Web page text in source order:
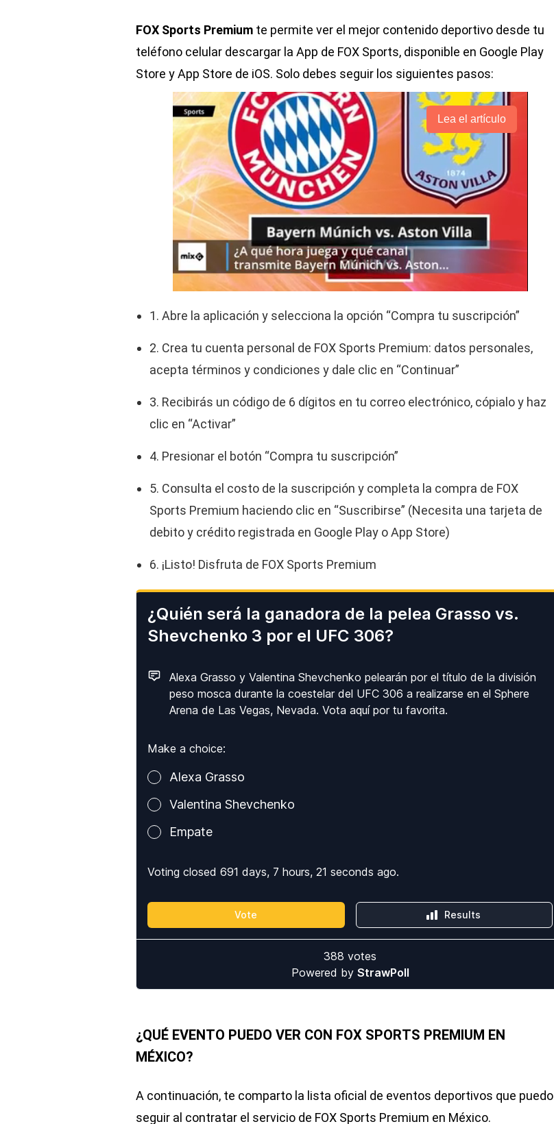
FOX Sports Premium te permite ver el mejor contenido deportivo desde tu
teléfono celular descargar la App de FOX Sports, disponible en Google Play
Store y App Store de iOS. Solo debes seguir los siguientes pasos:
Lea el artículo
1. Abre la aplicación y selecciona la opción “Compra tu suscripción”
2. Crea tu cuenta personal de FOX Sports Premium: datos personales,
acepta términos y condiciones y dale clic en “Continuar”
3. Recibirás un código de 6 dígitos en tu correo electrónico, cópialo y haz
clic en “Activar”
4. Presionar el botón “Compra tu suscripción”
5. Consulta el costo de la suscripción y completa la compra de FOX
Sports Premium haciendo clic en “Suscribirse” (Necesita una tarjeta de
debito y crédito registrada en Google Play o App Store)
6. ¡Listo! Disfruta de FOX Sports Premium
¿QUÉ EVENTO PUEDO VER CON FOX SPORTS PREMIUM EN
MÉXICO?
A continuación, te comparto la lista oficial de eventos deportivos que puedo
seguir al contratar el servicio de FOX Sports Premium en México.